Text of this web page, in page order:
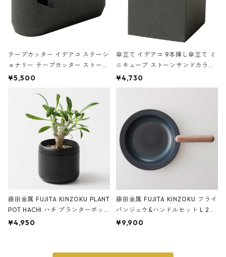
テープカッター イデアコ ステーシ
ョナリー テープカッター ストーン
サンドカラー 石調 ideaco Station
¥5,500
傘立て イデアコ 9本挿し傘立て ミ
ニキューブ ストーンサンドカラー
石調 ideaco Umbrella Stand CUB
E ストーンサンドブラック
¥4,730
藤田金属 FUJITA KINZOKU PLANT
POT HACHI ハチ プランターポッ
ト 3号 ブラック
¥4,950
藤田金属 FUJITA KINZOKU フライ
パンジュウ&ハンドルセット L 24c
m ガス火・IH対応 鉄フライパン
¥9,900